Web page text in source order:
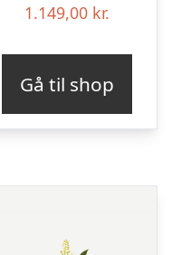
1.149,00 kr.
Gå til shop